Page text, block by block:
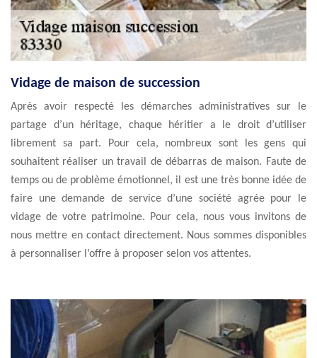
Vidage de maison de succession
Après avoir respecté les démarches administratives sur le
partage d’un héritage, chaque héritier a le droit d’utiliser
librement sa part. Pour cela, nombreux sont les gens qui
souhaitent réaliser un travail de débarras de maison. Faute de
temps ou de problème émotionnel, il est une très bonne idée de
faire une demande de service d’une société agrée pour le
vidage de votre patrimoine. Pour cela, nous vous invitons de
nous mettre en contact directement. Nous sommes disponibles
à personnaliser l’offre à proposer selon vos attentes.